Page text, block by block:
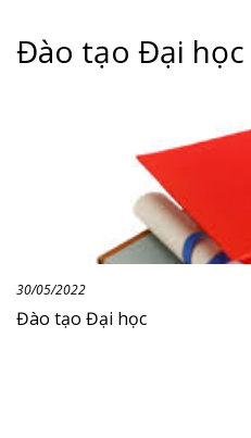
Đào tạo Đại học
30/05/2022
Đào tạo Đại học